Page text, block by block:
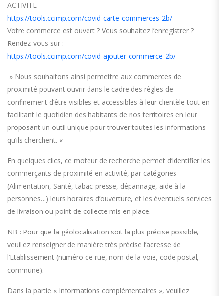
ACTIVITE
https://tools.ccimp.com/covid-carte-commerces-2b/
Votre commerce est ouvert ? Vous souhaitez l’enregistrer ?
Rendez-vous sur :
https://tools.ccimp.com/covid-ajouter-commerce-2b/
» Nous souhaitons ainsi permettre aux commerces de
proximité pouvant ouvrir dans le cadre des règles de
confinement d’être visibles et accessibles à leur clientèle tout en
facilitant le quotidien des habitants de nos territoires en leur
proposant un outil unique pour trouver toutes les informations
qu’ils cherchent. «
En quelques clics, ce moteur de recherche permet d’identifier les
commerçants de proximité en activité, par catégories
(Alimentation, Santé, tabac-presse, dépannage, aide à la
personnes…) leurs horaires d’ouverture, et les éventuels services
de livraison ou point de collecte mis en place.
NB : Pour que la géolocalisation soit la plus précise possible,
veuillez renseigner de manière très précise l’adresse de
l’Etablissement (numéro de rue, nom de la voie, code postal,
commune).
Dans la partie « Informations complémentaires », veuillez